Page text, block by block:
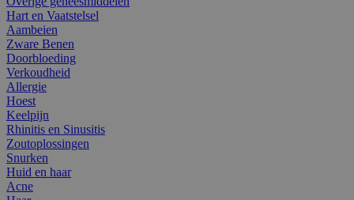
Hart en Vaatstelsel
Aambeien
Zware Benen
Doorbloeding
Verkoudheid
Allergie
Hoest
Keelpijn
Rhinitis en Sinusitis
Zoutoplossingen
Snurken
Huid en haar
Acne